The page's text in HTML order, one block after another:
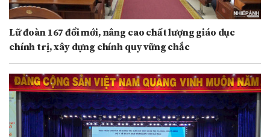
Lữ đoàn 167 đổi mới, nâng cao chất lượng giáo dục
chính trị, xây dựng chính quy vững chắc